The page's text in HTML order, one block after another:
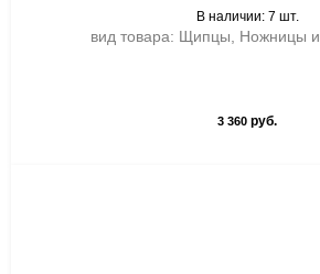
В наличии: 7 шт.
вид товара: Щипцы, Ножницы и
3 360 руб.